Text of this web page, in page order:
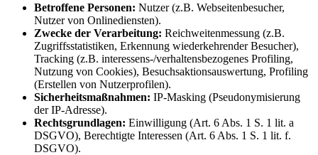
Betroffene Personen: Nutzer (z.B. Webseitenbesucher,
Nutzer von Onlinediensten).
Zwecke der Verarbeitung: Reichweitenmessung (z.B.
Zugriffsstatistiken, Erkennung wiederkehrender Besucher),
Tracking (z.B. interessens-/verhaltensbezogenes Profiling,
Nutzung von Cookies), Besuchsaktionsauswertung, Profiling
(Erstellen von Nutzerprofilen).
Sicherheitsmaßnahmen: IP-Masking (Pseudonymisierung
der IP-Adresse).
Rechtsgrundlagen: Einwilligung (Art. 6 Abs. 1 S. 1 lit. a
DSGVO), Berechtigte Interessen (Art. 6 Abs. 1 S. 1 lit. f.
DSGVO).